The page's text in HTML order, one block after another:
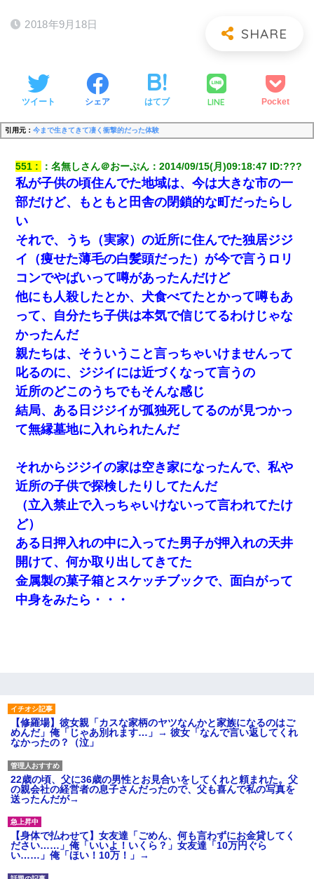
2018年9月18日
ツイート シェア はてブ LINE Pocket
引用元： 今まで生きてきて凄く衝撃的だった体験
551 ：名無しさん＠おーぷん ：2014/09/15(月)09:18:47 ID:???
私が子供の頃住んでた地域は、今は大きな市の一
部だけど、もともと田舎の閉鎖的な町だったらし
い
それで、うち（実家）の近所に住んでた独居ジジ
イ（痩せた薄毛の白髪頭だった）が今で言うロリ
コンでやばいって噂があったんだけど
他にも人殺したとか、犬食べてたとかって噂もあ
って、自分たち子供は本気で信じてるわけじゃな
かったんだ
親たちは、そういうこと言っちゃいけませんって
叱るのに、ジジイには近づくなって言うの
近所のどこのうちでもそんな感じ
結局、ある日ジジイが孤独死してるのが見つかっ
て無縁墓地に入れられたんだ
それからジジイの家は空き家になったんで、私や
近所の子供で探検したりしてたんだ
（立入禁止で入っちゃいけないって言われてたけ
ど）
ある日押入れの中に入ってた男子が押入れの天井
開けて、何か取り出してきてた
金属製の菓子箱とスケッチブックで、面白がって
中身をみたら・・・
【修羅場】彼女親「カスな家柄のヤツなんかと家族になるのはご
めんだ」俺「じゃあ別れます…」→ 彼女「なんで言い返してくれ
なかったの？（泣」
22歳の頃、父に36歳の男性とお見合いをしてくれと頼まれた。父
の親会社の経営者の息子さんだったので、父も喜んで私の写真を
送ったんだが→
【身体で払わせて】女友達「ごめん、何も言わずにお金貸してく
ださい……」俺「いいよ！いくら？」女友達「10万円ぐら
い……」俺「ほい！10万！」→